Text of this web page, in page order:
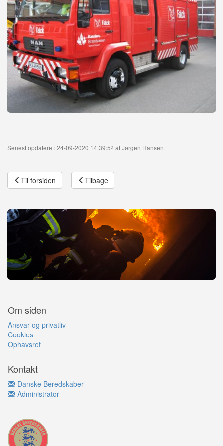
Senest opdateret: 24-09-2020 14:39:52 af Jørgen Hansen
Til forsiden Tilbage
Om siden
Ansvar og privatliv
Cookies
Ophavsret
Kontakt
Danske Beredskaber
Administrator